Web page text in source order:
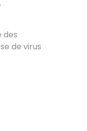
des
de virus